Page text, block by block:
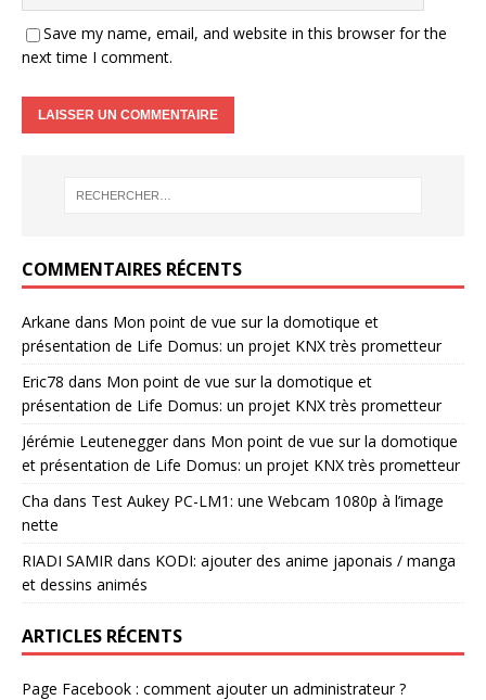
Save my name, email, and website in this browser for the
next time I comment.
COMMENTAIRES RÉCENTS
Arkane dans Mon point de vue sur la domotique et
présentation de Life Domus: un projet KNX très prometteur
Eric78 dans Mon point de vue sur la domotique et
présentation de Life Domus: un projet KNX très prometteur
Jérémie Leuteneggerdans Mon point de vue sur la domotique
et présentation de Life Domus: un projet KNX très prometteur
Cha dans Test Aukey PC-LM1: une Webcam 1080p à l’image
nette
RIADI SAMIR dans KODI: ajouter des anime japonais / manga
et dessins animés
ARTICLES RÉCENTS
Page Facebook : comment ajouter un administrateur ?